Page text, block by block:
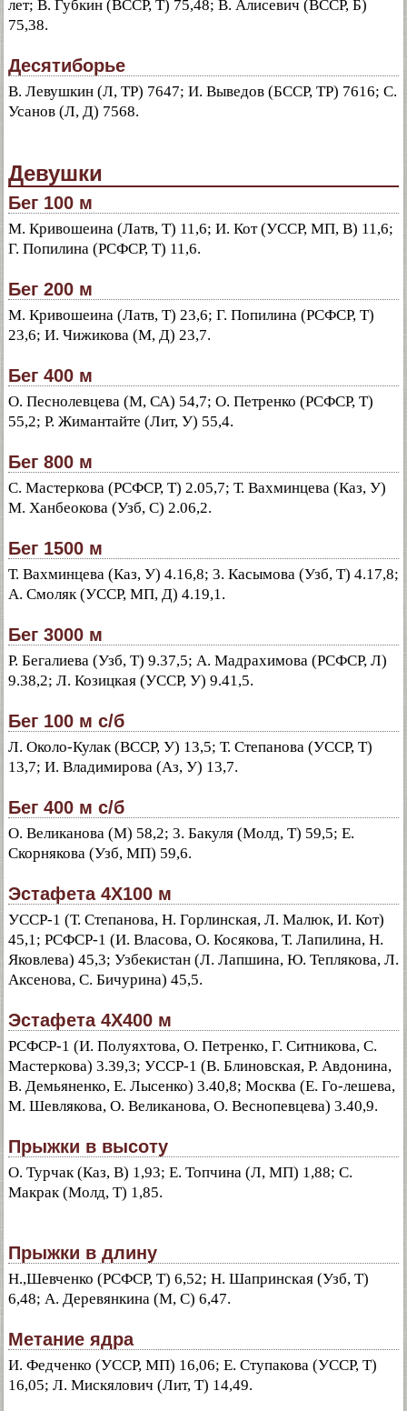
лет; В. Губкин (ВССР, Т) 75,48; В. Алисевич (ВССР, Б)
75,38.
Десятиборье
В. Левушкин (Л, ТР) 7647; И. Выведов (БССР, ТР) 7616; С.
Усанов (Л, Д) 7568.
Девушки
Бег 100 м
М. Кривошеина (Латв, Т) 11,6; И. Кот (УССР, МП, В) 11,6;
Г. Попилина (РСФСР, Т) 11,6.
Бег 200 м
М. Кривошеина (Латв, Т) 23,6; Г. Попилина (РСФСР, Т)
23,6; И. Чижикова (М, Д) 23,7.
Бег 400 м
О. Песнолевцева (М, СА) 54,7; О. Петренко (РСФСР, Т)
55,2; Р. Жимантайте (Лит, У) 55,4.
Бег 800 м
С. Мастеркова (РСФСР, Т) 2.05,7; Т. Вахминцева (Каз, У)
М. Ханбеокова (Узб, С) 2.06,2.
Бег 1500 м
Т. Вахминцева (Каз, У) 4.16,8; 3. Касымова (Узб, Т) 4.17,8;
А. Смоляк (УССР, МП, Д) 4.19,1.
Бег 3000 м
Р. Бегалиева (Узб, Т) 9.37,5; А. Мадрахимова (РСФСР, Л)
9.38,2; Л. Козицкая (УССР, У) 9.41,5.
Бег 100 м с/б
Л. Около-Кулак (ВССР, У) 13,5; Т. Степанова (УССР, Т)
13,7; И. Владимирова (Аз, У) 13,7.
Бег 400 м с/б
О. Великанова (М) 58,2; 3. Бакуля (Молд, Т) 59,5; Е.
Скорнякова (Узб, МП) 59,6.
Эстафета 4X100 м
УССР-1 (Т. Степанова, Н. Горлинская, Л. Малюк, И. Кот)
45,1; РСФСР-1 (И. Власова, О. Косякова, Т. Лапилина, Н.
Яковлева) 45,3; Узбекистан (Л. Лапшина, Ю. Теплякова, Л.
Аксенова, С. Бичурина) 45,5.
Эстафета 4X400 м
РСФСР-1 (И. Полуяхтова, О. Петренко, Г. Ситникова, С.
Мастеркова) 3.39,3; УССР-1 (В. Блиновская, Р. Авдонина,
В. Демьяненко, Е. Лысенко) 3.40,8; Москва (Е. Го-лешева,
М. Шевлякова, О. Великанова, О. Веснопевцева) 3.40,9.
Прыжки в высоту
О. Турчак (Каз, В) 1,93; Е. Топчина (Л, МП) 1,88; С.
Макрак (Молд, Т) 1,85.
Прыжки в длину
Н.,Шевченко (РСФСР, Т) 6,52; Н. Шапринская (Узб, Т)
6,48; А. Деревянкина (М, С) 6,47.
Метание ядра
И. Федченко (УССР, МП) 16,06; Е. Ступакова (УССР, Т)
16,05; Л. Мискялович (Лит, Т) 14,49.